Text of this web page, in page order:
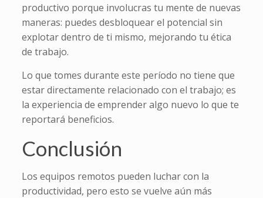
productivo porque involucras tu mente de nuevas
maneras: puedes desbloquear el potencial sin
explotar dentro de ti mismo, mejorando tu ética
de trabajo.
Lo que tomes durante este período no tiene que
estar directamente relacionado con el trabajo; es
la experiencia de emprender algo nuevo lo que te
reportará beneficios.
Conclusión
Los equipos remotos pueden luchar con la
productividad, pero esto se vuelve aún más